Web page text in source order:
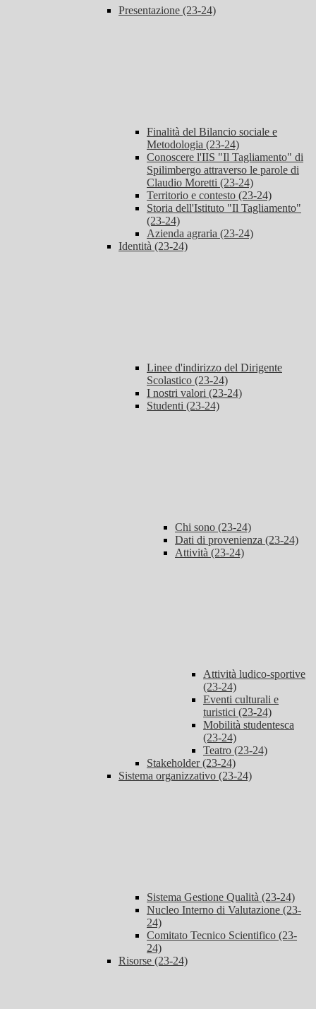
Presentazione (23-24)
Finalità del Bilancio sociale e
Metodologia (23-24)
Conoscere l'IIS "Il Tagliamento" di
Spilimbergo attraverso le parole di
Claudio Moretti (23-24)
Territorio e contesto (23-24)
Storia dell'Istituto "Il Tagliamento"
(23-24)
Azienda agraria (23-24)
Identità (23-24)
Linee d'indirizzo del Dirigente
Scolastico (23-24)
I nostri valori (23-24)
Studenti (23-24)
Chi sono (23-24)
Dati di provenienza (23-24)
Attività (23-24)
Attività ludico-sportive
(23-24)
Eventi culturali e
turistici (23-24)
Mobilità studentesca
(23-24)
Teatro (23-24)
Stakeholder (23-24)
Sistema organizzativo (23-24)
Sistema Gestione Qualità (23-24)
Nucleo Interno di Valutazione (23-
24)
Comitato Tecnico Scientifico (23-
24)
Risorse (23-24)